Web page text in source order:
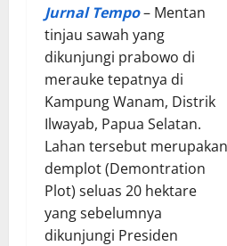
Jurnal Tempo– Mentan
tinjau sawah yang
dikunjungi prabowo di
merauke tepatnya di
Kampung Wanam, Distrik
Ilwayab, Papua Selatan.
Lahan tersebut merupakan
demplot (Demontration
Plot) seluas 20 hektare
yang sebelumnya
dikunjungi Presiden